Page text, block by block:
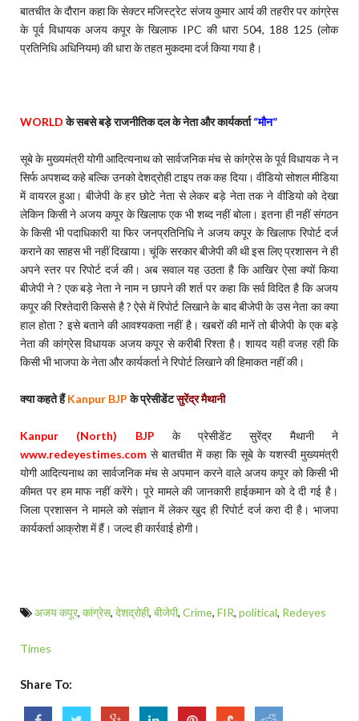
बातचीत के दौरान कहा कि सेक्टर मजिस्ट्रेट संजय कुमार आर्य की तहरीर पर कांग्रेस
के पूर्व विधायक अजय कपूर के खिलाफ IPC की धारा 504, 188 125 (लोक
प्रतिनिधि अधिनियम) की धारा के तहत मुकदमा दर्ज किया गया है।
WORLDकेसबसे बड़े राजनीतिक दल के नेता और कार्यकर्ता“मौन”
सूबे के मुख्यमंत्री योगी आदित्यनाथ को सार्वजनिक मंच से कांग्रेस के पूर्व विधायक ने न
सिर्फ अपशब्द कहे बल्कि उनको देशद्रोही टाइप तक कह दिया। वीडियो सोशल मीडिया
में वायरल हुआ। बीजेपी के हर छोटे नेता से लेकर बड़े नेता तक ने वीडियो को देखा
लेकिन किसी ने अजय कपूर के खिलाफ एक भी शब्द नहीं बोला। इतना ही नहीं संगठन
के किसी भी पदाधिकारी या फिर जनप्रतिनिधि ने अजय कपूर के खिलाफ रिपोर्ट दर्ज
कराने का साहस भी नहीं दिखाया। चूंकि सरकार बीजेपी की थी इस लिए प्रशासन ने ही
अपने स्तर पर रिपोर्ट दर्ज की। अब सवाल यह उठता है कि आखिर ऐसा क्यों किया
बीजेपी ने ? एक बड़े नेता ने नाम न छापने की शर्त पर कहा कि सर्व विदित है कि अजय
कपूर की रिश्तेदारी किससे है ? ऐसे में रिपोर्ट लिखाने के बाद बीजेपी के उस नेता का क्या
हाल होता ? इसे बताने की आवश्यकता नहीं है। खबरों की मानें तो बीजेपी के एक बड़े
नेता की कांग्रेस विधायक अजय कपूर से करीबी रिश्ता है। शायद यही वजह रही कि
किसी भी भाजपा के नेता और कार्यकर्ता ने रिपोर्ट लिखाने की हिमाकत नहीं की।
क्या कहते हैंKanpur BJPके प्रेसीडेंटसुरेंद्र मैथानी
Kanpur (North) BJP
के प्रेसीडेंट सुरेंद्र मैथानी ने
www.redeyestimes.com से बातचीत में कहा कि सूबे के यशस्वी मुख्यमंत्री
योगी आदित्यनाथ का सार्वजनिक मंच से अपमान करने वाले अजय कपूर को किसी भी
कीमत पर हम माफ नहीं करेंगे। पूरे मामले की जानकारी हाईकमान को दे दी गई है।
जिला प्रशासन ने मामले को संज्ञान में लेकर खुद ही रिपोर्ट दर्ज करा दी है। भाजपा
कार्यकर्ता आक्रोश में हैं। जल्द ही कार्रवाई होगी।
अजय कपूर, कांग्रेस, देशद्रोही, बीजेपी, Crime, FIR, political, Redeyes
Times
Share To: